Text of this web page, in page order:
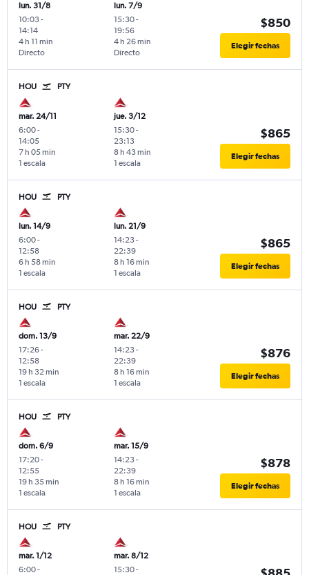
lun. 31/8
10:03-
14:14
Directo
4 h 11 min
lun. 7/9
15:30-
19:56
Directo
4 h 26 min
$850
Elegir fechas
HOU PTY
mar. 24/11
6:00-
14:05
1 escala
7 h 05 min
jue. 3/12
15:30-
23:13
1 escala
8 h 43 min
$865
Elegir fechas
HOU PTY
lun. 14/9
6:00-
12:58
1 escala
6 h 58 min
lun. 21/9
14:23-
22:39
1 escala
8 h 16 min
$865
Elegir fechas
HOU PTY
dom. 13/9
17:26-
12:58
1 escala
19 h 32 min
mar. 22/9
14:23-
22:39
1 escala
8 h 16 min
$876
Elegir fechas
HOU PTY
dom. 6/9
17:20-
12:55
1 escala
19 h 35 min
mar. 15/9
14:23-
22:39
1 escala
8 h 16 min
$878
Elegir fechas
HOU PTY
mar. 1/12
6:00-
mar. 8/12
15:30-